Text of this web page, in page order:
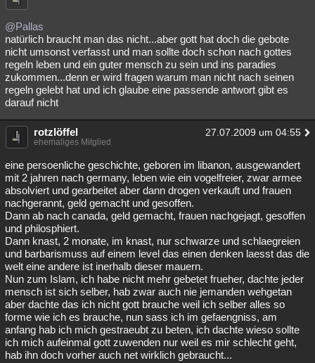
@Pallas
natürlich braucht man das nicht...aber gott hat doch die gebote
nicht umsonst verfasst und man sollte doch schon nach gottes
regeln leben und ein guter mensch zu sein und ins paradies
zukommen...denn er wird fragen warum man nicht nach seinen
regeln gelebt hat und ich glaube eine passende antwort gibt es
darauf nicht
rotzlöffel 27.07.2009 um 04:55
ehemaliges Mitglied
eine persoenliche geschichte, geboren im libanon, ausgewandert
mit 2 jahren nach germany, leben wie ein vogelfreier, zwar armee
absolviert und gearbeitet aber dann drogen verkauft und frauen
nachgerannt, geld gemacht und gesoffen.
Dann ab nach canada, geld gemacht, frauen nachgejagt, gesoffen
und philosphiert.
Dann knast, 2 monate, im knast, nur schwarze und schlaegreien
und barbarismuss auf einem level das einen denken laesst das die
welt eine andere ist inerhalb dieser mauern.
Nun zum Islam, ich habe nicht mehr gebetet frueher, dachte jeder
mensch ist sich selber, hab zwar auch nie jemanden wehgetan
aber dachte das ich nicht gott brauche weil ich selber alles so
forme wie ich es brauche, nun sass ich im gefaengniss, am
anfang hab ich mich gestraeubt zu beten, ich dachte wieso sollte
ich mich aufeinmal gott zuwenden nur weil es mir schlecht geht,
hab ihn doch vorher auch net wirklich gebraucht...